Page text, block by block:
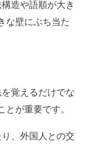
造や語順が大き
な壁にぶち当た
覚えるだけでな
とが重要です。
、外国人との交